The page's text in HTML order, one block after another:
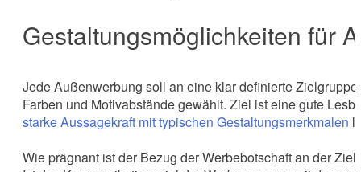
Gestaltungsmöglichkeiten für
Jede Außenwerbung soll an eine klar definierte
Farben und Motivabstände gewählt. Ziel ist eine gute
starke Aussagekraft mit typischen Gestaltungsmerkmalen
Wie prägnant ist der Bezug der Werbebotschaft an der